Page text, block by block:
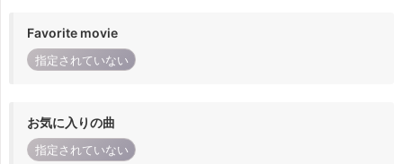
Favorite movie
指定されていない
お気に入りの曲
指定されていない